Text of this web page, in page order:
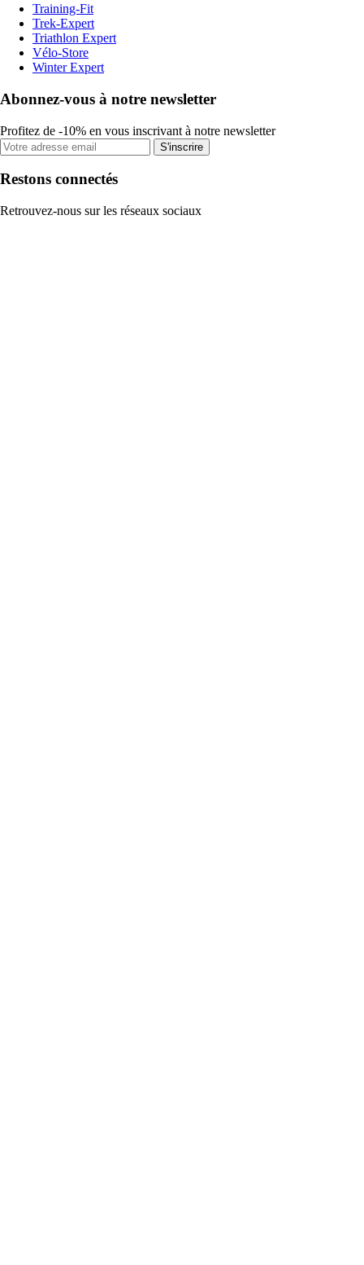
Training-Fit
Trek-Expert
Triathlon Expert
Vélo-Store
Winter Expert
Abonnez-vous à notre newsletter
Profitez de -10% en vous inscrivant à notre newsletter
S'inscrire
Restons connectés
Retrouvez-nous sur les réseaux sociaux